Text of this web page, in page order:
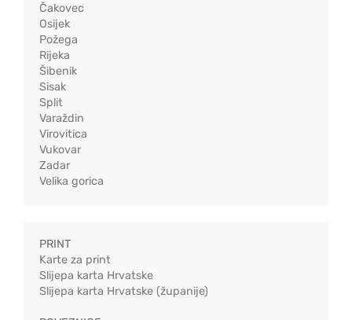
Čakovec
Osijek
Požega
Rijeka
Šibenik
Sisak
Split
Varaždin
Virovitica
Vukovar
Zadar
Velika gorica
PRINT
Karte za print
Slijepa karta Hrvatske
Slijepa karta Hrvatske (županije)